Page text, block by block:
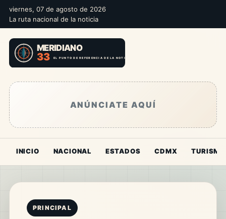
viernes, 07 de agosto de 2026
La ruta nacional de la noticia
ANÚNCIATE AQUÍ
INICIO NACIONAL ESTADOS CDMX TURISMO
PRINCIPAL